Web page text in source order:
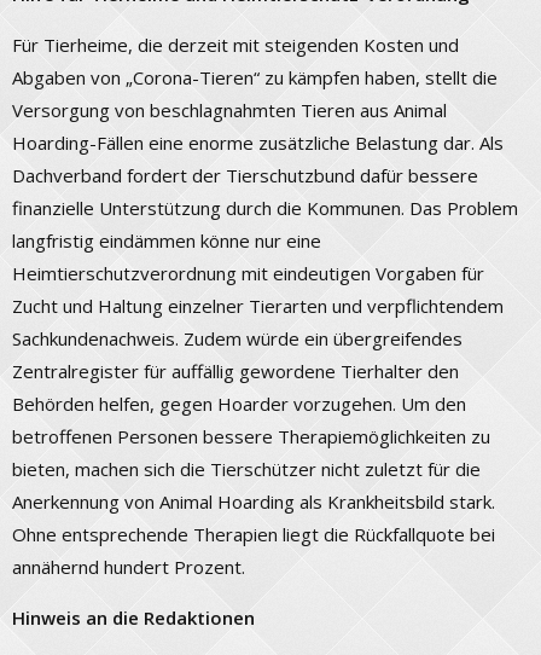
Für Tierheime, die derzeit mit steigenden Kosten und
Abgaben von „Corona-Tieren“ zu kämpfen haben, stellt die
Versorgung von beschlagnahmten Tieren aus Animal
Hoarding-Fällen eine enorme zusätzliche Belastung dar. Als
Dachverband fordert der Tierschutzbund dafür bessere
finanzielle Unterstützung durch die Kommunen. Das Problem
langfristig eindämmen könne nur eine
Heimtierschutzverordnung mit eindeutigen Vorgaben für
Zucht und Haltung einzelner Tierarten und verpflichtendem
Sachkundenachweis. Zudem würde ein übergreifendes
Zentralregister für auffällig gewordene Tierhalter den
Behörden helfen, gegen Hoarder vorzugehen. Um den
betroffenen Personen bessere Therapiemöglichkeiten zu
bieten, machen sich die Tierschützer nicht zuletzt für die
Anerkennung von Animal Hoarding als Krankheitsbild stark.
Ohne entsprechende Therapien liegt die Rückfallquote bei
annähernd hundert Prozent.
Hinweis an die Redaktionen